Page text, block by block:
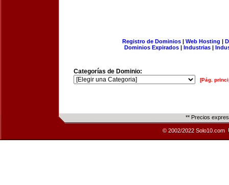
Registro de Dominios| Web Hosting |
Dominios Expirados | Industrias |
Categorías de Dominio:
[Pág.
** Precios
© 2002/2022 Solo10.com